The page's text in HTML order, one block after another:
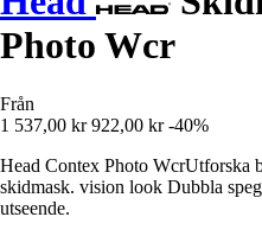
Photo Wcr
Från
1 537,00 kr 922,00 kr -40%
Head Contex Photo WcrUtforska
skidmask. vision look Dubbla
utseende.